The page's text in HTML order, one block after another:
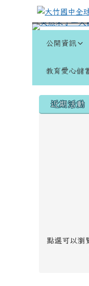
跳至主內容區
大竹國中
公開資訊
教育愛心儲
左邊區
近期活動
點選可以瀏
頁尾區域